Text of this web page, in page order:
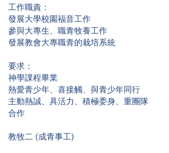
工作職責：
發展大學校園福音工作
參與大專生、職青牧養工作
發展教會大專職青的栽培系統
要求：
神學課程畢業
熱愛青少年、喜接觸、與青少年同行
主動熱誠、具活力、積極委身、重團隊
合作
教牧二 (成青事工)